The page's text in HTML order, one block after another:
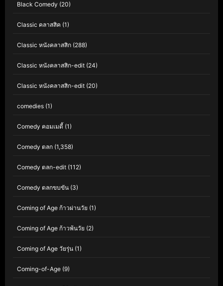
Black Comedy (20)
Classic คลาสสิค (1)
Classic หนังคลาสสิก (288)
Classic หนังคลาสสิก-edit (24)
Classic หนังคลาสสิก-edit (20)
comedies (1)
Comedy คอมเมดี้ (1)
Comedy ตลก (1,358)
Comedy ตลก-edit (112)
Comedy ตลกขบขัน (3)
Coming of Age ก้าวผ่านวัย (1)
Coming of Age ก้าวพ้นวัย (2)
Coming of Age วัยรุ่น (1)
Coming-of-Age (9)